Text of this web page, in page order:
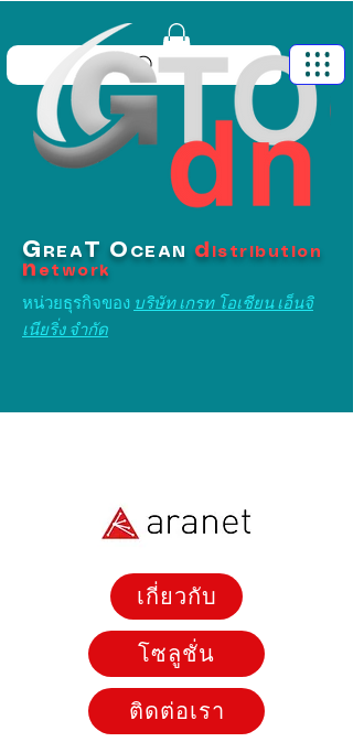
G REA T O CEAN d istribution
n etwork
หน่วยธุรกิจของ บริษัท เกรท โอเชียน เอ็นจิ
เนียริ่ง จำกัด
เกี่ยวกับ
โซลูชั่น
ติดต่อเรา